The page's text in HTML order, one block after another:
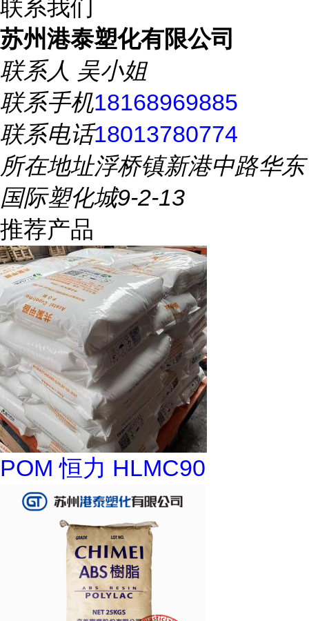
联系我们
苏州港泰塑化有限公司
联系人 吴小姐
联系手机18168969885
联系电话18013780774
所在地址浮桥镇新港中路华东
国际塑化城9-2-13
推荐产品
POM 恒力 HLMC90